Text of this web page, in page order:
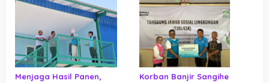
Rasio Desa Berlistrik
Provinsi Gorontalo Capai
Bermazmur di Sangihe
Menjaga Hasil Panen,
Korban Banjir Sangihe